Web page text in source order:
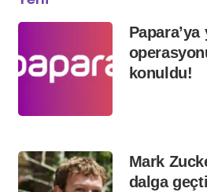
Papara’ya
konuldu!
Mark
dalga